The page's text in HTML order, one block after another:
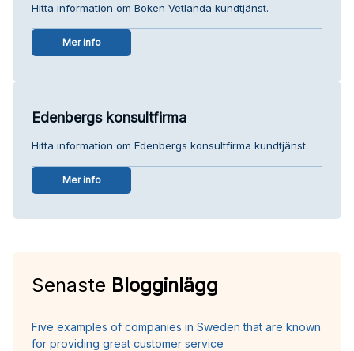
Hitta information om Boken Vetlanda kundtjänst.
Mer info
Edenbergs konsultfirma
Hitta information om Edenbergs konsultfirma kundtjänst.
Mer info
Senaste Blogginlägg
Five examples of companies in Sweden that are known
for providing great customer service